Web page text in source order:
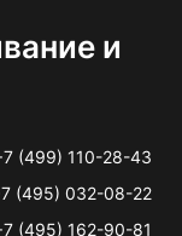
и
(499) 110-28-43
(495) 032-08-22
(495) 162-90-81